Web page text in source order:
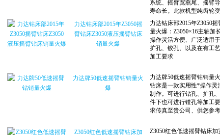
力达钻床部2015年Z3050摇
臂钻床Z3050液压摇臂钻床
销量火爆
力达牌50低速摇臂钻销量火
爆
Z3050红色低速摇臂钻床加